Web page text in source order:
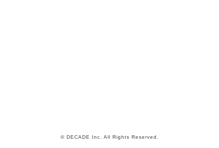
© DECADE Inc. All Rights Reserved.